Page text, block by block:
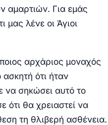
αμαρτιών. Για εμάς
μας λένε οι Άγιοι
αρχάριος μοναχός
ότι ήταν
να σηκώσει αυτό το
ότι θα χρειαστεί να
τη θλιβερή ασθένεια.